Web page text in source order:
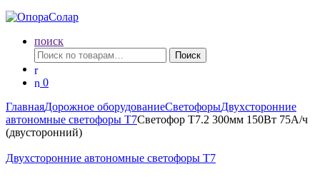
поиск
Искать:
Поиск
0
ГлавнаяДорожное оборудованиеСветофорыДвухсторонние
автономные светофоры Т7Светофор Т7.2 300мм 150Вт 75А/ч
(двусторонний)
Двухсторонние автономные светофоры Т7